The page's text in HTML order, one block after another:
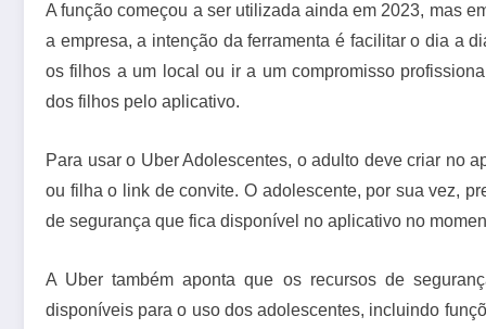
A função começou a ser utilizada ainda em 2023, mas
a empresa, a intenção da ferramenta é facilitar o dia a
os filhos a um local ou ir a um compromisso
dos filhos pelo aplicativo.
Para usar o Uber Adolescentes, o adulto deve criar no
ou filha o link de convite. O adolescente, por sua vez,
de segurança que fica disponível no aplicativo no
A Uber também aponta que os recursos de
disponíveis para o uso dos adolescentes, incluindo